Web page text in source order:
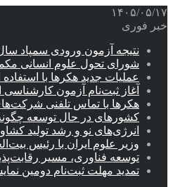
۱۴۰۵/۰۵/۱۷
خبر فوری
نتیجه آزمون ورودی سمپاد سال ۱۴۰۵ اعلام
شورای تحول علوم انسانی
عملیات جدید هکرها با
آغاز ثبت‌نام‌ آزمون
هکرها با تماس تلفنی
کشورهای در حال توسعه
انرژی‌های نو و رشد تولید
وزیر علوم ایران با رئیس
توسعه فناوری، مسیر
تمدید مهلت ثبت‌نام دومین نمایشگاه «فر